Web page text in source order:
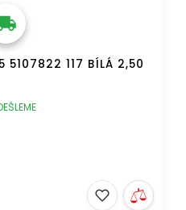
5107822 117 BÍLÁ 2,50